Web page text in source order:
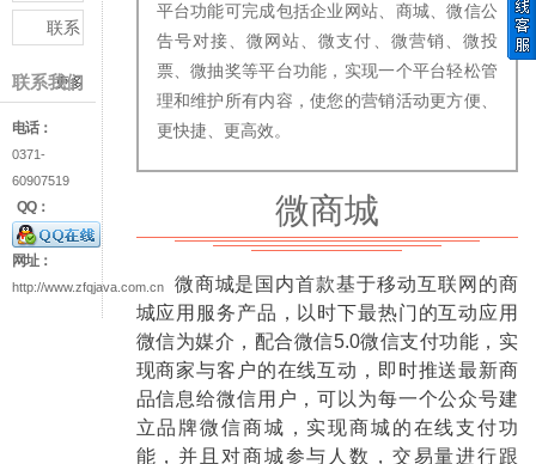
与支
持
联系
联系我们
更多
电话：
0371-
60907519
QQ：
网址：
http://www.zfqjava.com.cn
平台功能可完成包括企业网站、商城、微信公
告号对接、微网站、微支付、微营销、微投
票、微抽奖等平台功能，实现一个平台轻松管
理和维护所有内容，使您的营销活动更方便、
更快捷、更高效。
微商城
微商城是国内首款基于移动互联网的商
城应用服务产品，以时下最热门的互动应用
微信为媒介，配合微信5.0微信支付功能，实
现商家与客户的在线互动，即时推送最新商
品信息给微信用户，可以为每一个公众号建
立品牌微信商城，实现商城的在线支付功
能，并且对商城参与人数，交易量进行跟